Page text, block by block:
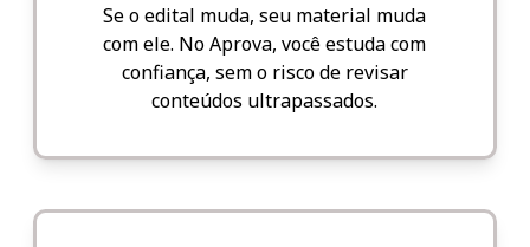
Se o edital muda, seu material muda
com ele. No Aprova, você estuda com
confiança, sem o risco de revisar
conteúdos ultrapassados.